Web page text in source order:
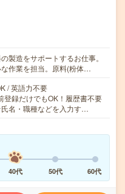
製造をサポートするお仕事。
作業を担当。原料(粉体…
/ 英語力不要
録だけでもOK！履歴書不要
名・職種などを入力す…
40代 50代 60代